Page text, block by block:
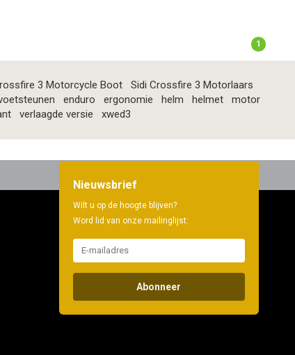
1
3 Motorcycle Boot
Sidi Crossfire 3 Motorlaars
enduro ergonomie helm helmet
motor
verlaagde versie xwed3
Nieuwsbrief
Wilt u op de hoogte blijven?
Word lid van onze mailinglijst:
Abonneer